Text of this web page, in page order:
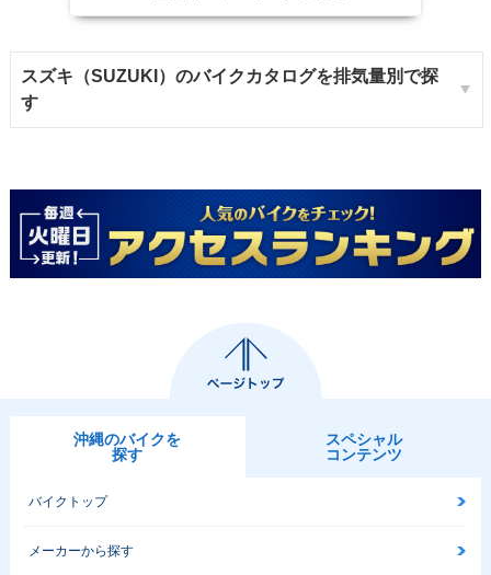
スズキ（SUZUKI）のバイクカタログを排気量別で探
す
沖縄のバイクを
探す
スペシャル
コンテンツ
バイクトップ
メーカーから探す